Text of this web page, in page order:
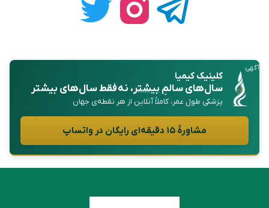
آگهی
کلینیک کیمیا
سال‌های سالمِبیشتر، نه فقط سال‌های بیشتر
پزشکی طول عمر، کاملاً آنلاین از هر نقطه‌ی جهان
مشاورهٔ ۱۵ دقیقه‌ای رایگان در واتساپ